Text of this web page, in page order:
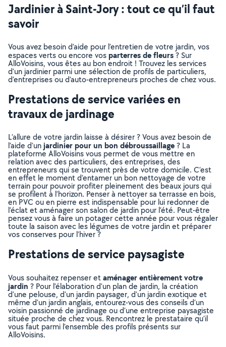
Jardinier à Saint-Jory : tout ce qu’il faut
savoir
Vous avez besoin d’aide pour l’entretien de votre jardin, vos
espaces verts ou encore vosparterres de fleurs? Sur
AlloVoisins, vous êtes au bon endroit ! Trouvez les services
d’un jardinier parmi une sélection de profils de particuliers,
d’entreprises ou d’auto-entrepreneurs proches de chez vous.
Prestations de service variées en
travaux de jardinage
L’allure de votre jardin laisse à désirer ? Vous avez besoin de
l’aide d’unjardinier pour un bon débroussaillage? La
plateforme AlloVoisins vous permet de vous mettre en
relation avec des particuliers, des entreprises, des
entrepreneurs qui se trouvent près de votre domicile. C’est
en effet le moment d’entamer un bon nettoyage de votre
terrain pour pouvoir profiter pleinement des beaux jours qui
se profilent à l’horizon. Penser à nettoyer sa terrasse en bois,
en PVC ou en pierre est indispensable pour lui redonner de
l’éclat et aménager son salon de jardin pour l’été. Peut-être
pensez vous à faire un potager cette année pour vous régaler
toute la saison avec les légumes de votre jardin et préparer
vos conserves pour l’hiver ?
Prestations de service paysagiste
Vous souhaitez repenser etaménager entièrement votre
jardin ? Pour l’élaboration d’un plan de jardin, la création
d’une pelouse, d’un jardin paysager, d’un jardin exotique et
même d’un jardin anglais, entourez-vous des conseils d’un
voisin passionné de jardinage ou d’une entreprise paysagiste
située proche de chez vous. Rencontrez le prestataire qu’il
vous faut parmi l’ensemble des profils présents sur
AlloVoisins.